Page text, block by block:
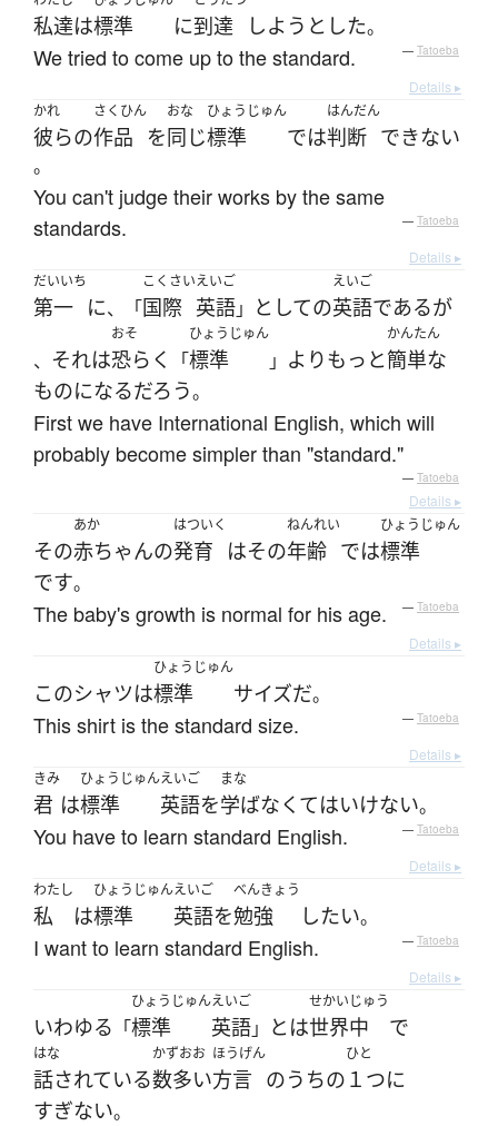
私達は標準 に到達 しようとした。
We tried to come up to the standard. — Tatoeba
Details ▸
かれ
彼らの
さくひん
作品 を
おな
同じ
ひょうじゅん
標準 では
はんだん
判断 できない
。
You can't judge their works by the same
standards.
— Tatoeba
Details ▸
だいいち
第一 に、「
こくさい
国際
えいご
英語」 としての
えいご
英語であるが
、 それは
おそ
恐らく 「
ひょうじゅん
標準 」 よりも っと
かんたん
簡単な
ものになるだろう。
First we have International English, which will
probably become simpler than "standard."
— Tatoeba
Details ▸
その
あか
赤ちゃんの
はついく
発育 はその
ねんれい
年齢 では
ひょうじゅん
標準
です。
The baby's growth is normal for his age. — Tatoeba
Details ▸
このシャツは
ひょうじゅん
標準 サイズだ。
This shirt is the standard size. — Tatoeba
Details ▸
きみ
君 は
ひょうじゅん
標準
えいご
英語を
まな
学ばなくてはいけない。
You have to learn standard English. — Tatoeba
Details ▸
わたし
私 は
ひょうじゅん
標準
えいご
英語を
べんきょう
勉強 したい。
I want to learn standard English. — Tatoeba
Details ▸
いわゆる 「
ひょうじゅん
標準
えいご
英語」 とは
せかいじゅう
世界中 で
はな
話されている
かずおお
数多い
ほうげん
方言 のうちの
ひと
１つに
すぎない。